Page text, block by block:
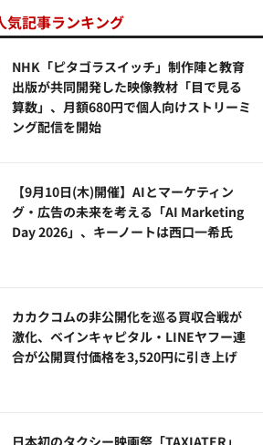
気記事ランキング
NHK「ピタゴラスイッチ」制作陣と教育
出版が共同開発した映像教材「目で見る
算数」、月額680円で個人向けストリーミ
ング配信を開始
【9月10日(木)開催】AIとマーケティン
グ・広告の未来を考える「AI Marketing
Day 2026」、キーノートは西口一希氏
カカクコムの非公開化を巡る買収合戦が
激化、ベインキャピタル・LINEヤフー連
合が公開買付価格を3,520円に引き上げ
日本初のタクシー映画祭「TAXIATER」